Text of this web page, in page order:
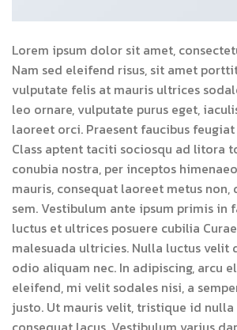
Lorem ipsum dolor sit amet,
Nam sed eleifend risus, sit amet
vulputate felis at mauris ultrices
leo ornare, vulputate purus eget,
laoreet orci. Praesent faucibus
Class aptent taciti sociosqu ad litora
conubia nostra, per inceptos
mauris, consequat laoreet metus
sem. Vestibulum ante ipsum primis in
luctus et ultrices posuere cubilia
malesuada ultricies. Nulla luctus velit
odio aliquam nec. In adipiscing, arcu
eleifend, mi velit sodales nisi, a
justo. Ut mauris velit, tristique id nulla